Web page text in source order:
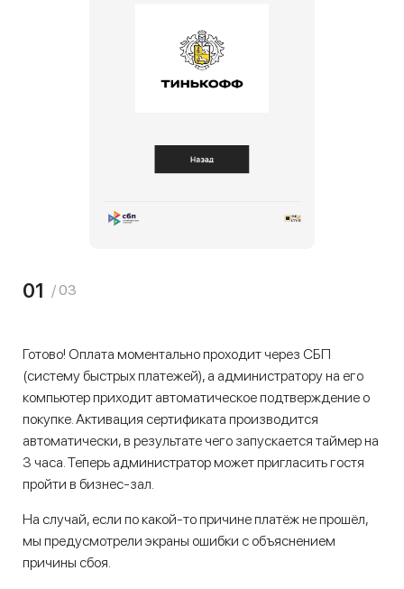
01 / 03
Готово! Оплата моментально проходит через СБП
(систему быстрых платежей), а администратору на его
компьютер приходит автоматическое подтверждение о
покупке. Активация сертификата производится
автоматически, в результате чего запускается таймер на
3 часа. Теперь администратор может пригласить гостя
пройти в бизнес-зал.
На случай, если по какой-то причине платёж не прошёл,
мы предусмотрели экраны ошибки с объяснением
причины сбоя.